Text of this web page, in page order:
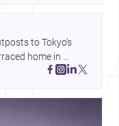
to Tokyo’s
home in
adapts to